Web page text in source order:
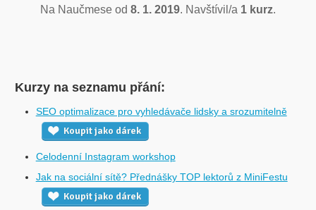
Na Naučmese od 8. 1. 2019. Navštívil/a 1 kurz.
Kurzy na seznamu přání:
SEO optimalizace pro vyhledávače lidsky a srozumitelně
Koupit jako dárek
Celodenní Instagram workshop
Jak na sociální sítě? Přednášky TOP lektorů z MiniFestu
Koupit jako dárek